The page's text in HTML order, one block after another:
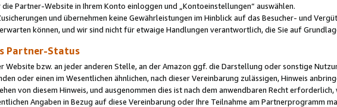
die Partner-Website in Ihrem Konto einloggen und „Kontoeinstellungen“ auswählen.
und übernehmen keine Gewährleistungen im Hinblick auf das Besucher- und
können, und wir sind nicht für etwaige Handlungen verantwortlich, die Sie auf
Partner-Status
Website bzw. an jeder anderen Stelle, an der Amazon ggf. die Darstellung oder sonstige
oder einen im Wesentlichen ähnlichen, nach dieser Vereinbarung zulässigen, Hinweis
von diesem Hinweis, und ausgenommen dies ist nach dem anwendbaren Recht
Angaben in Bezug auf diese Vereinbarung oder Ihre Teilnahme am Partnerprogramm